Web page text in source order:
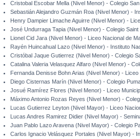
Cristobal Escobar Mella (Nivel Menor) - Colegio
Sebastián Alejandro Guzmán Roa (Nivel Menor) -
Henry Dampier Limache Aguirre (Nivel Menor) -
José Undurraga Tapia (Nivel Menor) - Colegio
Lionel Cid Jara (Nivel Menor) - Liceo Nacional de
Rayén Huincahual Lazo (Nivel Menor) - Instituto
Cristóbal Jaque Gutierrez (Nivel Menor) - Colegio
Catalina Valeria Velasquez Alfaro (Nivel Menor) -
Fernanda Denisse Bohn Arias (Nivel Menor) -
Diego Cisternas Marín (Nivel Menor) - Colegio
Josué Ramírez Flores (Nivel Menor) - Liceo
Máximo Antonio Rozas Reyes (Nivel Menor) -
Lucas Gutierrez Leyton (Nivel Mayor) - Liceo
Lucas Andres Ramirez Didier (Nivel Mayor) -
Juan Pablo Lazo Aravena (Nivel Mayor) - Colegio
Carlos Ignacio Velásquez Portales (Nivel Mayor) -